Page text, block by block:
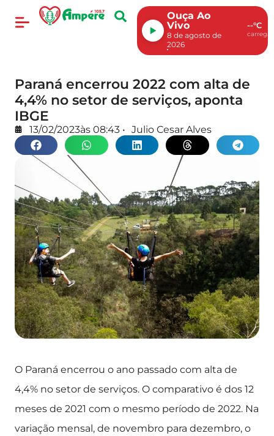
Ouça Ao
Vivo
8 de agosto de
2026
--°C
Paraná encerrou 2022 com alta de
4,4% no setor de serviços, aponta
IBGE
13/02/2023às 08:43 • Julio Cesar Alves
O Paraná encerrou o ano passado com alta de
4,4% no setor de serviços. O comparativo é dos 12
meses de 2021 com o mesmo período de 2022. Na
variação mensal, de novembro para dezembro, o